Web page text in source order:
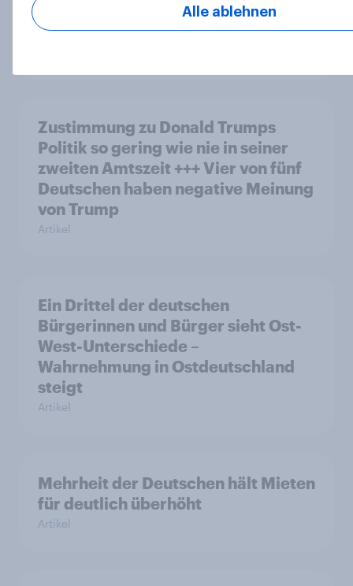
Bürgerinnen und Bürger machen
sich Sorgen um Klimawandel
Zustimmung zu Donald Trumps
Politik so gering wie nie in seiner
zweiten Amtszeit +++ Vier von fünf
Deutschen haben negative Meinung
von Trump
Artikel
Ein Drittel der deutschen
Bürgerinnen und Bürger sieht Ost-
West-Unterschiede –
Wahrnehmung in Ostdeutschland
steigt
Artikel
Mehrheit der Deutschen hält Mieten
für deutlich überhöht
Artikel
Alle ablehnen